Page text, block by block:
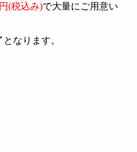
(税込み)で大量にご用意い
なります。